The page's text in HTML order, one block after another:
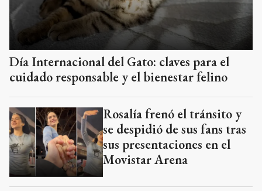
Día Internacional del Gato: claves para el
cuidado responsable y el bienestar felino
Rosalía frenó el tránsito y
se despidió de sus fans tras
sus presentaciones en el
Movistar Arena